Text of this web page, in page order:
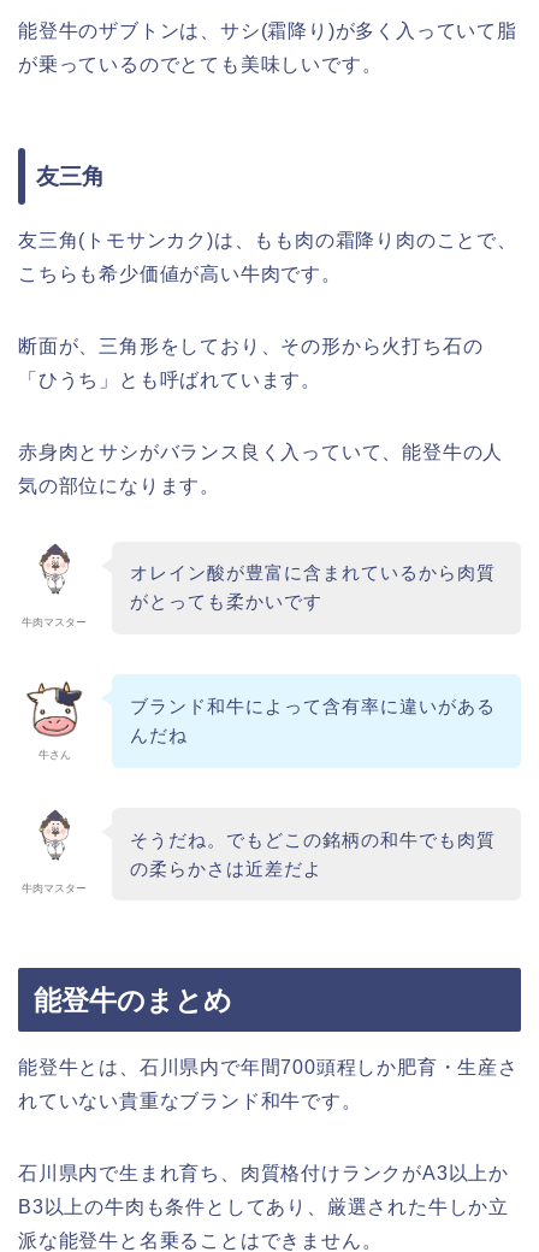
能登牛のザブトンは、サシ(霜降り)が多く入っていて脂
が乗っているのでとても美味しいです。
友三角
友三角(トモサンカク)は、もも肉の霜降り肉のことで、
こちらも希少価値が高い牛肉です。
断面が、三角形をしており、その形から火打ち石の
「ひうち」とも呼ばれています。
赤身肉とサシがバランス良く入っていて、能登牛の人
気の部位になります。
牛肉マスター
オレイン酸が豊富に含まれているから肉質
がとっても柔かいです
牛さん
ブランド和牛によって含有率に違いがある
んだね
牛肉マスター
そうだね。でもどこの銘柄の和牛でも肉質
の柔らかさは近差だよ
能登牛のまとめ
能登牛とは、石川県内で年間700頭程しか肥育・生産さ
れていない貴重なブランド和牛です。
石川県内で生まれ育ち、肉質格付けランクがA3以上か
B3以上の牛肉も条件としてあり、厳選された牛しか立
派な能登牛と名乗ることはできません。